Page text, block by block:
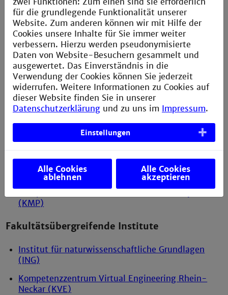
Chemische Verfahrenstechnik (CV)
Mechanische Verfahrenstechnik (IMV)
Physikalische Chemie und Radiochemie (PRC)
Prozessmesstechnik und innovative
Energiesysteme (PI)
Institute for Process Control and Innovative Energy
Conversion (PI)
Unternehmensführung (IFU)
(KMP)
Fakultätsübergreifende Institute
Institut für naturwissenschaftliche Grundlagen
(ING)
Kompetenzzentrum Virtual Engineering Rhein-
Neckar (KVE)
für die grundlegende Funktionalität unserer
Website. Zum anderen können wir mit Hilfe der
Cookies unsere Inhalte für Sie immer weiter
verbessern. Hierzu werden pseudonymisierte
Daten von Website-Besuchern gesammelt und
ausgewertet. Das Einverständnis in die
Verwendung der Cookies können Sie jederzeit
widerrufen. Weitere Informationen zu Cookies auf
dieser Website finden Sie in unserer
Datenschutzerklärung und zu uns im Impressum.
Einstellungen
Alle Cookies
ablehnen
Alle Cookies
akzeptieren